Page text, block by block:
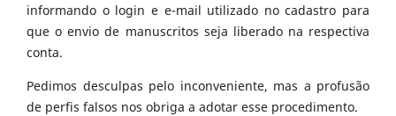
informando o login e e-mail utilizado no cadastro para
que o envio de manuscritos seja liberado na respectiva
conta.
Pedimos desculpas pelo inconveniente, mas a profusão
de perfis falsos nos obriga a adotar esse procedimento.